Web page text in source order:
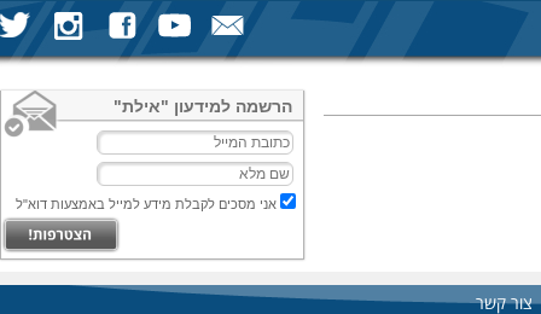
הרשמה למידעון "אילת"
אני מסכים לקבלת מידע למייל באמצעות דוא"ל
צור קשר